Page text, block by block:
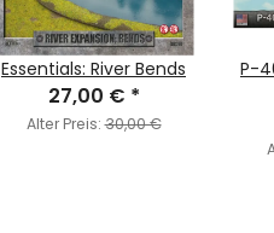
Essentials: River Bends
27,00 € *
Alter Preis:30,00 €
P-